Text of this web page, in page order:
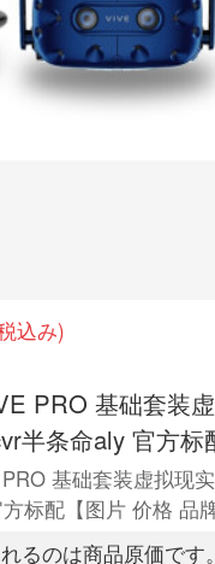
込み)
PRO 基础套装
半条命aly 官方标
基础套装虚拟现
标配【图片 价格 品
るのは商品原価です